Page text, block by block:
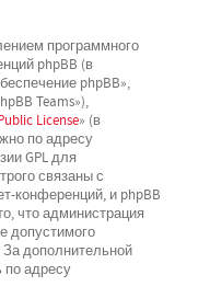
программного
phpBB (в
phpBB»,
Teams»),
License» (в
по адресу
GPL для
связаны с
конференций, и phpBB
что администрация
допустимого
дополнительной
по адресу